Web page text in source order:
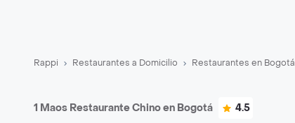
Rappi Restaurantes a Domicilio Restaurantes en Bogotá
1 Maos Restaurante Chino en Bogotá 4.5